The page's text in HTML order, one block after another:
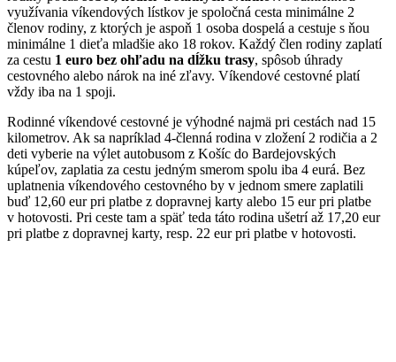
využívania víkendových lístkov je spoločná cesta minimálne 2
členov rodiny, z ktorých je aspoň 1 osoba dospelá a cestuje s ňou
minimálne 1 dieťa mladšie ako 18 rokov. Každý člen rodiny zaplatí
za cestu 1 euro bez ohľadu na dĺžku trasy, spôsob úhrady
cestovného alebo nárok na iné zľavy. Víkendové cestovné platí
vždy iba na 1 spoji.
Rodinné víkendové cestovné je výhodné najmä pri cestách nad 15
kilometrov. Ak sa napríklad 4-členná rodina v zložení 2 rodičia a 2
deti vyberie na výlet autobusom z Košíc do Bardejovských
kúpeľov, zaplatia za cestu jedným smerom spolu iba 4 eurá. Bez
uplatnenia víkendového cestovného by v jednom smere zaplatili
buď 12,60 eur pri platbe z dopravnej karty alebo 15 eur pri platbe
v hotovosti. Pri ceste tam a späť teda táto rodina ušetrí až 17,20 eur
pri platbe z dopravnej karty, resp. 22 eur pri platbe v hotovosti.